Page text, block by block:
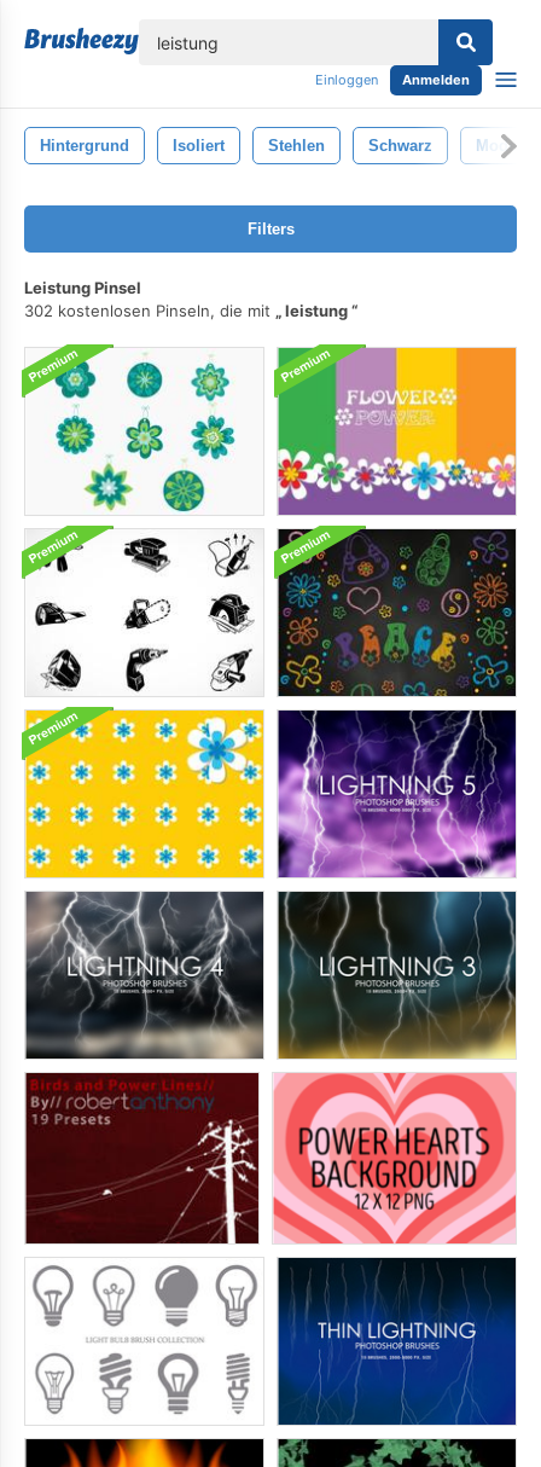
Einloggen Anmelden
Hintergrund Isoliert Stehlen Schwarz Modern
Filters
Leistung Pinsel
302 kostenlosen Pinseln, die mit
leistung